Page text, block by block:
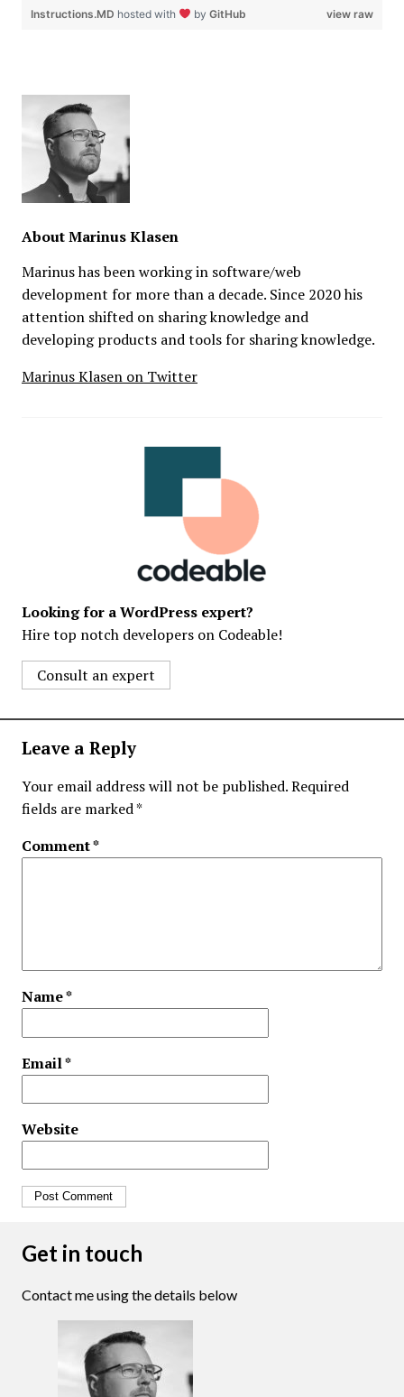
view raw
Instructions.MD hosted with by GitHub
AboutMarinus Klasen
Marinus has been working in software/web
development for more than a decade. Since 2020 his
attention shifted on sharing knowledge and
developing products and tools for sharing knowledge.
Marinus Klasen on Twitter
Looking for a WordPress expert?
Hire top notch developers on Codeable!
Consult an expert
Leave a Reply
Your email address will not be published.Required
fields are marked*
Comment*
Name*
Email*
Website
Get in touch
Contact me using the details below